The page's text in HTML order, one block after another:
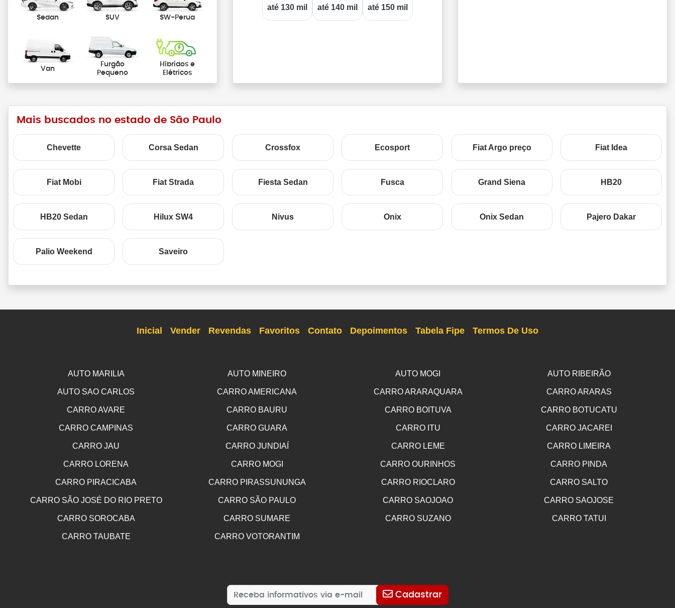
Sedan SUV SW-Perua
Van
Furgão
Pequeno
Híbridos e
Elétricos
até 130 mil até 140 mil até 150 mil
Mais buscados no estado de São Paulo
Chevette Corsa Sedan Crossfox Ecosport Fiat Argo preço Fiat Idea
Fiat Mobi Fiat Strada Fiesta Sedan Fusca Grand Siena HB20
HB20 Sedan Hilux SW4 Nivus Onix Onix Sedan Pajero Dakar
Palio Weekend Saveiro
Inicial Vender Revendas Favoritos Contato Depoimentos Tabela Fipe Termos De Uso
AUTO MARILIA AUTO MINEIRO AUTO MOGI AUTO RIBEIRÃO
AUTO SAO CARLOS CARRO AMERICANA CARRO ARARAQUARA CARRO ARARAS
CARRO AVARE CARRO BAURU CARRO BOITUVA CARRO BOTUCATU
CARRO CAMPINAS CARRO GUARA CARRO ITU CARRO JACAREI
CARRO JAU CARRO JUNDIAÍ CARRO LEME CARRO LIMEIRA
CARRO LORENA CARRO MOGI CARRO OURINHOS CARRO PINDA
CARRO PIRACICABA CARRO PIRASSUNUNGA CARRO RIOCLARO CARRO SALTO
CARRO SÃO JOSÉ DO RIO PRETO CARRO SÃO PAULO CARRO SAOJOAO CARRO SAOJOSE
CARRO SOROCABA CARRO SUMARE CARRO SUZANO CARRO TATUI
CARRO TAUBATE CARRO VOTORANTIM
Cadastrar